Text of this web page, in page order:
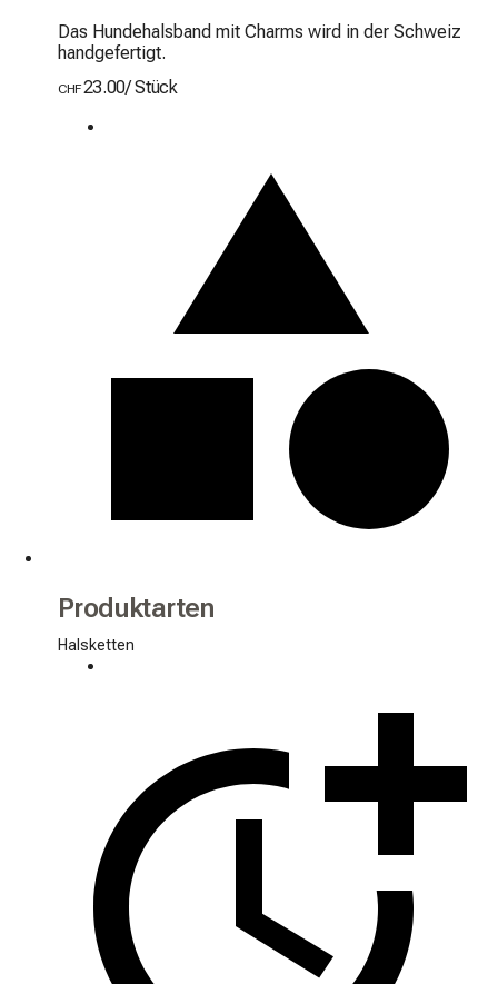
Das Hundehalsband mit Charms wird in der Schweiz
handgefertigt.
CHF23.00/ Stück
Produktarten
Halsketten